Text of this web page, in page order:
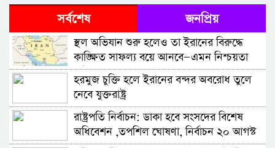
তীব্র হচ্ছে দিল্লির বিক্ষোভ, মোদি-রাহুল গান্ধীর
পাল্টাপাল্টি ঘোষণা ,পুলিশের সঙ্গে সংঘর্ষ ও
বিক্ষোভ অব্যাহত ,মোদির আশ্বাসের পরও
দাবিতে অনড় আন্দোলনকারীরা
দিল্লিতে বিক্ষোভ সামাল দিতে ১৬ মেট্রো স্টেশন
বন্ধ , সরকারি নির্দেশেই দিল্লিতে ইন্টারনেট বন্ধ,
দাবি টেলিকম সংস্থাগুলোর
দিল্লির যন্তর-মন্তরে আবারও অবস্থান : আন্দোলন
চালিয়ে যাওয়ার ঘোষণা সিজেপির ,ককরোচ
পার্টির আন্দোলনের মধ্যেই রাস্তায় কৃষকরা,
উত্তাল ভারত
নরেন্দ্র মোদির পদত্যাগের দাবিতে বাসভবনের
সামনে রাহুল গান্ধীর নেতৃত্বে কংগ্রেসের অবস্থান
সর্বশেষ জনপ্রিয়
স্থল অভিযান শুরু হলেও তা ইরানের বিরুদ্ধে
কাঙ্ক্ষিত সাফল্য বয়ে আনবে—এমন নিশ্চয়তা
নেই
হরমুজ চুক্তি হলে ইরানের বন্দর অবরোধ তুলে
নেবে যুক্তরাষ্ট্র
রাষ্ট্রপতি নির্বাচন: ডাকা হবে সংসদের বিশেষ
অধিবেশন ,তপশিল ঘোষণা, নির্বাচন ২০ আগস্ট